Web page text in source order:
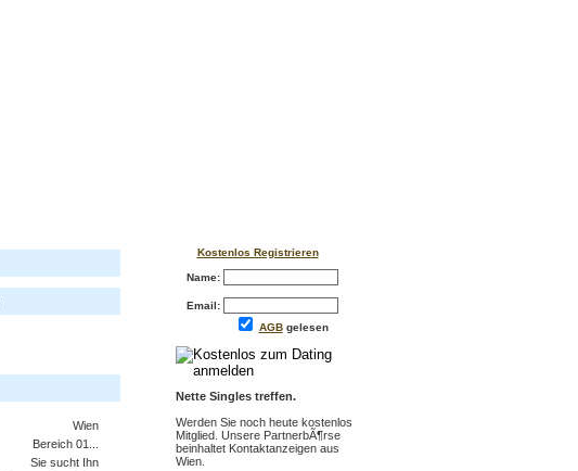
Kostenlos Registrieren
Name:
Email:
AGBgelesen
Nette Singles treffen.
Werden Sie noch heute kostenlos
Mitglied. Unsere PartnerbÃ¶rse
beinhaltet Kontaktanzeigen aus
Wien.
Wien
Bereich 01...
Sie sucht Ihn